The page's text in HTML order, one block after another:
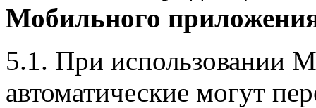
Мобильного
5.1. При использовании
автоматические могут